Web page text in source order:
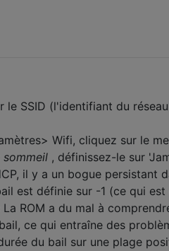
SSID (l'identifiant du
Wifi, cliquez sur le
sommeil , définissez-le sur
il y a un bogue persistant
est définie sur -1 (ce qui
ROM a du mal à
ce qui entraîne des
du bail sur une plage